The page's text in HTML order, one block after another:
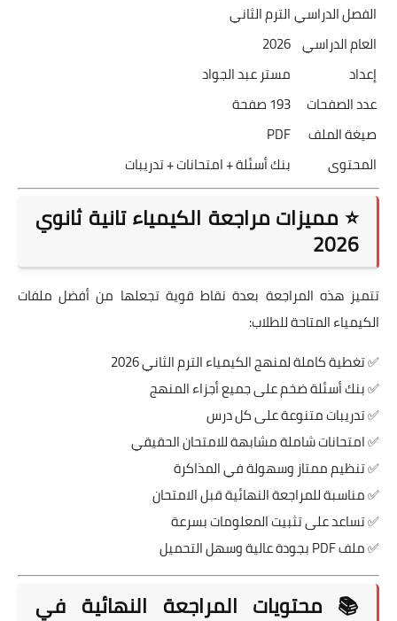
الفصل الدراسيالترم الثاني
العام الدراسي 2026
إعداد
مستر عبد الجواد
عدد الصفحات
193 صفحة
صيغة الملف
PDF
المحتوى
بنك أسئلة + امتحانات + تدريبات
⭐ مميزات مراجعة الكيمياء تانية ثانوي
2026
تتميز هذه المراجعة بعدة نقاط قوية تجعلها من أفضل ملفات
الكيمياء المتاحة للطلاب:
✅ تغطية كاملة لمنهج الكيمياء الترم الثاني 2026
✅ بنك أسئلة ضخم على جميع أجزاء المنهج
✅ تدريبات متنوعة على كل درس
✅ امتحانات شاملة مشابهة للامتحان الحقيقي
✅ تنظيم ممتاز وسهولة في المذاكرة
✅ مناسبة للمراجعة النهائية قبل الامتحان
✅ تساعد على تثبيت المعلومات بسرعة
✅ ملف PDF بجودة عالية وسهل التحميل
📚 محتويات المراجعة النهائية في